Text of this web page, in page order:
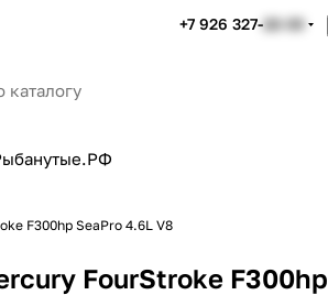
+7 926 327-22-33
F300hp SeaPro 4.6L V8
FourStroke F300hp